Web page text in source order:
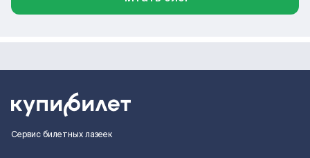
Сервис билетных лазеек